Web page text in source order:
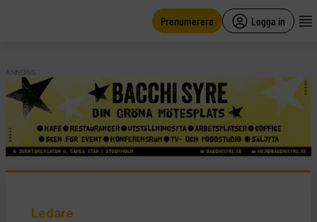
Prenumerera Logga in
ANNONS
Ledare